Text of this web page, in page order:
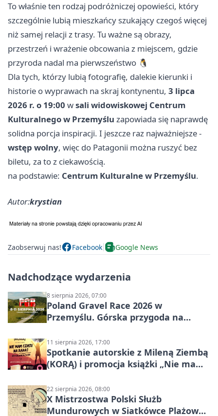
To właśnie ten rodzaj podróżniczej opowieści, który
szczególnie lubią mieszkańcy szukający czegoś więcej
niż samej relacji z trasy. Tu ważne są obrazy,
przestrzeń i wrażenie obcowania z miejscem, gdzie
przyroda nadal ma pierwszeństwo 🐧
Dla tych, którzy lubią fotografię, dalekie kierunki i
historie o wyprawach na skraj kontynentu, 3 lipca
2026 r. o 19:00 wsali widowiskowej Centrum
Kulturalnego w Przemyślu zapowiada się naprawdę
solidna porcja inspiracji. I jeszcze raz najważniejsze -
wstęp wolny, więc do Patagonii można ruszyć bez
biletu, za to z ciekawością.
na podstawie: Centrum Kulturalne w Przemyślu.
Autor:krystian
Zaobserwuj nas! Facebook Google News
Nadchodzące wydarzenia
8 sierpnia 2026, 07:00
Poland Gravel Race 2026 w
Przemyślu. Górska przygoda na
11 sierpnia 2026, 17:00
Spotkanie autorskie z Mileną Ziembą
(KORĄ) i promocja książki „Nie mam
22 sierpnia 2026, 08:00
X Mistrzostwa Polski Służb
Mundurowych w Siatkówce Plażowej